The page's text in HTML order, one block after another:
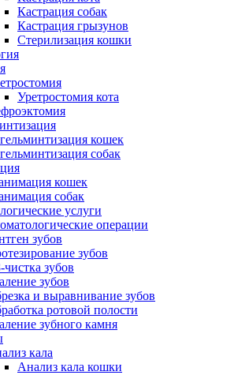
Кастрация собак
Кастрация грызунов
Стерилизация кошки
Уретростомия кота
кошек
собак
кошек
собак
услуги
операции
зубов
зубов
зубов
зубов
и выравнивание зубов
ротовой полости
зубного камня
кала
Анализ кала кошки